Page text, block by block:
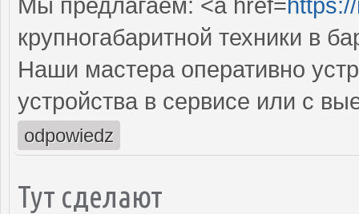
Мы предлагаем: <a href=
крупногабаритной техники в
Наши мастера оперативно
устройства в сервисе или с
odpowiedz
Тут сделают